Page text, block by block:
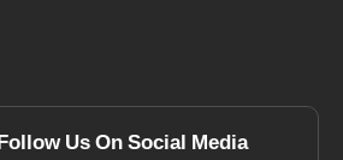
Us On Social Media